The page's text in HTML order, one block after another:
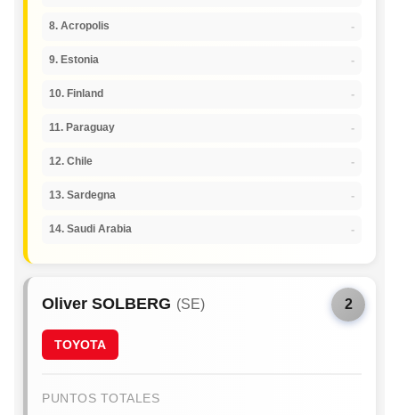
8. Acropolis -
9. Estonia -
10. Finland -
11. Paraguay -
12. Chile -
13. Sardegna -
14. Saudi Arabia -
2
Oliver SOLBERG (SE)
TOYOTA
PUNTOS TOTALES